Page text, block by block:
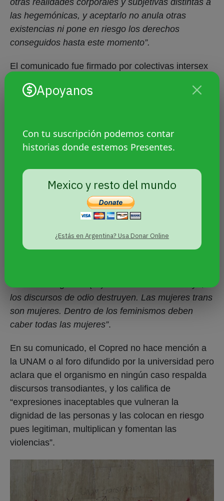
Apoyanos
Con tu suscripción podemos contar
historias donde estemos Presentes.
Mexico y resto del mundo
¿Estás en Argentina? Usa Donar Online
otras realidades corporales y subjetivas distintas a
las hegemónicas, y aceptarlo no anula otras
existencias ni pone en riesgo los derechos
conseguidos hasta este momento”.
El comunicado fue firmado por colectivas intersex
mujeres”: Copred
Eliminar la Discriminación (Copred) de la Ciudad
de México, un organismo descentralizado, se
en contra de los discursos de odio.
determinadas poblaciones, en específico a las
los discursos de odio destruyen. Las mujeres trans
son mujeres. Dentro de los feminismos deben
caber todas las mujeres”.
En su comunicado, el Copred no hace mención a
la UNAM o al foro difundido por la universidad pero
aclara que el organismo en ningún caso respalda
discursos transodiantes, y los califica de
“expresiones inaceptables que vulneran la
dignidad de las personas y las colocan en riesgo
pues legitiman, multiplican y fomentan las
violencias”.